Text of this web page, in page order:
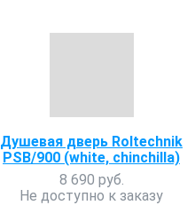
Душевая дверь Roltechnik
PSB/900 (white, chinchilla)
8 690 руб.
Не доступно к заказу